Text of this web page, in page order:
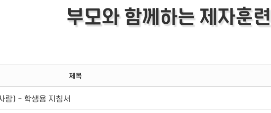
부모와 함께하는 제자훈련
제목
람) - 학생용 지침서